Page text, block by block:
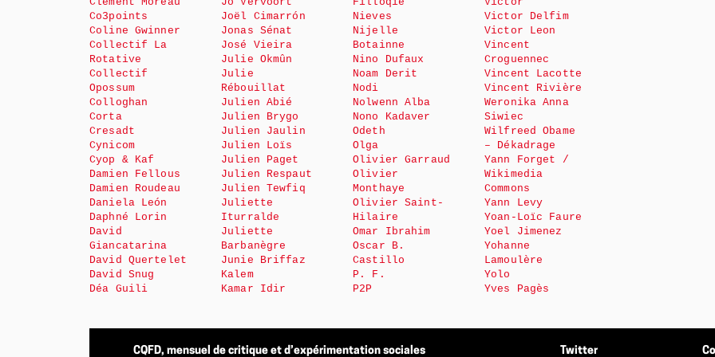
Co3points
Coline Gwinner
Collectif La
Rotative
Collectif
Opossum
Colloghan
Corta
Cresadt
Cynicom
Cyop & Kaf
Damien Fellous
Damien Roudeau
Daniela León
Daphné Lorin
David
Giancatarina
David Quertelet
David Snug
Déa Guili
Joël Cimarrón
Jonas Sénat
José Vieira
Julie Okmûn
Julie
Rébouillat
Julien Abié
Julien Brygo
Julien Jaulin
Julien Loïs
Julien Paget
Julien Respaut
Julien Tewfiq
Juliette
Iturralde
Juliette
Barbanègre
Junie Briffaz
Kalem
Kamar Idir
Nieves
Nijelle
Botainne
Nino Dufaux
Noam Derit
Nodi
Nolwenn Alba
Nono Kadaver
Odeth
Olga
Olivier Garraud
Olivier
Monthaye
Olivier Saint-
Hilaire
Omar Ibrahim
Oscar B.
Castillo
P. F.
P2P
Victor Delfim
Victor Leon
Vincent
Croguennec
Vincent Lacotte
Vincent Rivière
Weronika Anna
Siwiec
Wilfreed Obame
– Dékadrage
Yann Forget /
Wikimedia
Commons
Yann Levy
Yoan-Loïc Faure
Yoel Jimenez
Yohanne
Lamoulère
Yolo
Yves Pagès
CQFD, mensuel de critique et d’expérimentation sociales Twitter